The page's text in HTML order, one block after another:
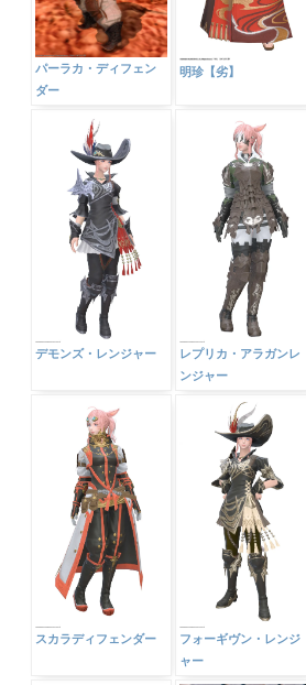
パーラカ・ディフェン
ダー
明珍【劣】
デモンズ・レンジャー
レプリカ・アラガンレ
ンジャー
スカラディフェンダー
フォーギヴン・レンジ
ャー